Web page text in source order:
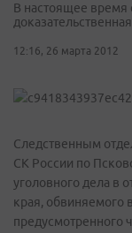
В настоящее время
12:16, 26 марта 2012
Следственным
СК России по
уголовного дела в
края, обвиняемого
предусмотренного